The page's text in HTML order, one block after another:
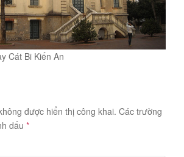
Cát Bi Kiến An
được hiển thị công khai. Các trường
dấu *